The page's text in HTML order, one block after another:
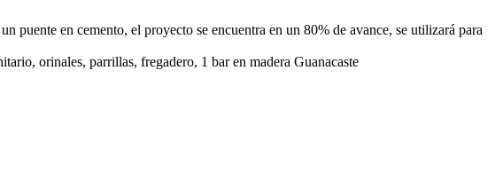
puente en cemento, el proyecto se encuentra en un 80% de avance, se utilizará para
orinales, parrillas, fregadero, 1 bar en madera Guanacaste